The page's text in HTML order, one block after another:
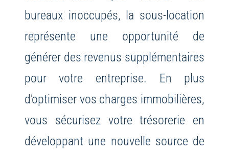
bureaux inoccupés, la sous-location
représente une opportunité de
générer des revenus supplémentaires
pour votre entreprise. En plus
d’optimiser vos charges immobilières,
vous sécurisez votre trésorerie en
développant une nouvelle source de